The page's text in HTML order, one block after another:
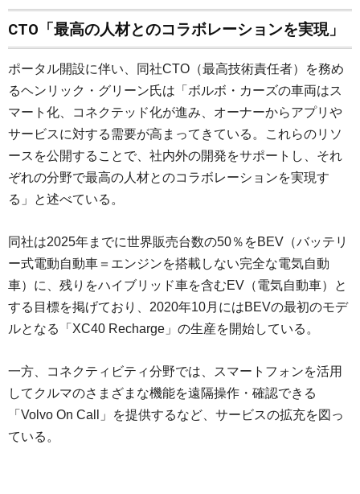
CTO「最高の人材とのコラボレーションを実現」
ポータル開設に伴い、同社CTO（最高技術責任者）を務め
るヘンリック・グリーン氏は「ボルボ・カーズの車両はス
マート化、コネクテッド化が進み、オーナーからアプリや
サービスに対する需要が高まってきている。これらのリソ
ースを公開することで、社内外の開発をサポートし、それ
ぞれの分野で最高の人材とのコラボレーションを実現す
る」と述べている。
同社は2025年までに世界販売台数の50％をBEV（バッテリ
ー式電動自動車＝エンジンを搭載しない完全な電気自動
車）に、残りをハイブリッド車を含むEV（電気自動車）と
する目標を掲げており、2020年10月にはBEVの最初のモデ
ルとなる「XC40 Recharge」の生産を開始している。
一方、コネクティビティ分野では、スマートフォンを活用
してクルマのさまざまな機能を遠隔操作・確認できる
「Volvo On Call」を提供するなど、サービスの拡充を図っ
ている。